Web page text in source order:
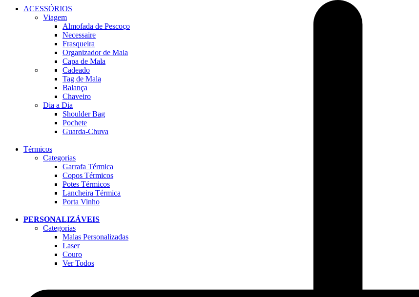
ACESSÓRIOS
Viagem
Almofada de Pescoço
Necessaire
Frasqueira
Organizador de Mala
Capa de Mala
Cadeado
Tag de Mala
Balança
Chaveiro
Dia a Dia
Shoulder Bag
Pochete
Guarda-Chuva
Térmicos
Categorias
Garrafa Térmica
Copos Térmicos
Potes Térmicos
Lancheira Térmica
Porta Vinho
PERSONALIZÁVEIS
Categorias
Malas Personalizadas
Laser
Couro
Ver Todos